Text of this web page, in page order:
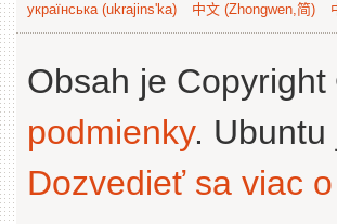
українська (ukrajins'ka)
中文 (Zhongwen,简)
Obsah je
podmienky. Ubuntu
Dozvedieť sa viac